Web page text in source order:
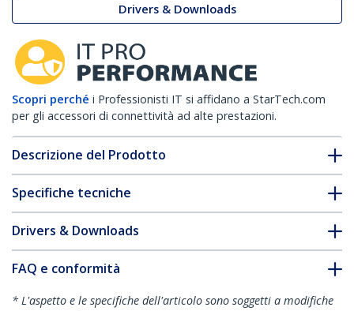
Drivers & Downloads
Scopri perché i Professionisti IT si affidano a StarTech.com
per gli accessori di connettività ad alte prestazioni.
Descrizione del Prodotto
Specifiche tecniche
Drivers & Downloads
FAQ e conformità
* L'aspetto e le specifiche dell'articolo sono soggetti a modifiche